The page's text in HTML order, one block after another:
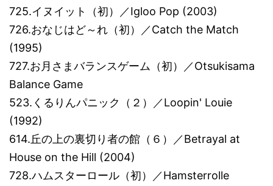
725.イヌイット（初）／Igloo Pop (2003)
726.おなじはど～れ（初）／Catch the Match
(1995)
727.お月さまバランスゲーム（初）／Otsukisama
Balance Game
523.くるりんパニック（２）／Loopin' Louie
(1992)
614.丘の上の裏切り者の館（６）／Betrayal at
House on the Hill (2004)
728.ハムスターロール（初）／Hamsterrolle